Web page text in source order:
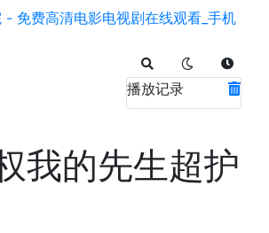
播放记录
我的先生超护